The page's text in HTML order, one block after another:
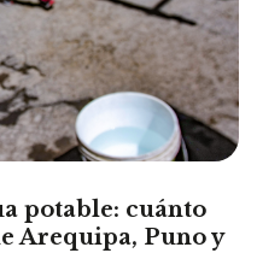
potable: cuánto
Arequipa, Puno y